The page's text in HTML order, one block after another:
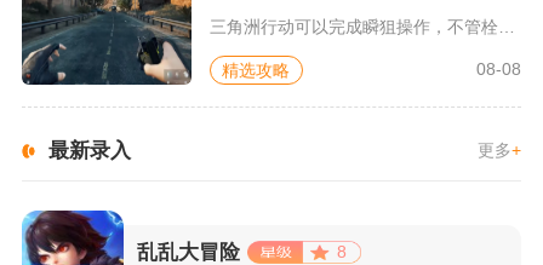
三角洲行动可以完成瞬狙操作，不管栓狙还是连狙都能实现近距离快...
精选攻略 08-08
最新录入 更多+
乱乱大冒险
8